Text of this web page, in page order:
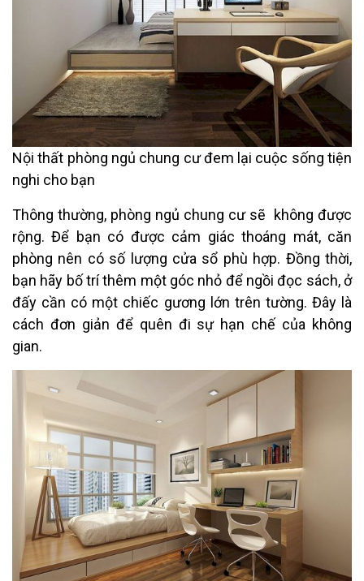
Nội thất phòng ngủ chung cư đem lại cuộc sống tiện
nghi cho bạn
Thông thường, phòng ngủ chung cư sẽ không được
rộng. Để bạn có được cảm giác thoáng mát, căn
phòng nên có số lượng cửa sổ phù hợp. Đồng thời,
bạn hãy bố trí thêm một góc nhỏ để ngồi đọc sách, ở
đấy cần có một chiếc gương lớn trên tường. Đây là
cách đơn giản để quên đi sự hạn chế của không
gian.